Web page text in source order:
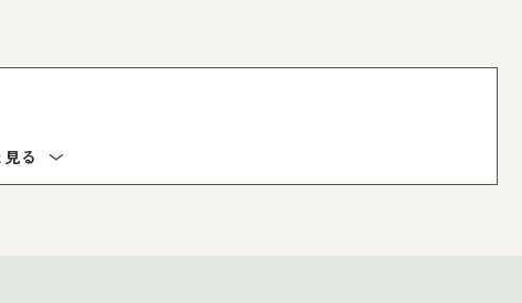
パン・おにぎりぼうや・こぶた・りんごかめん・
る